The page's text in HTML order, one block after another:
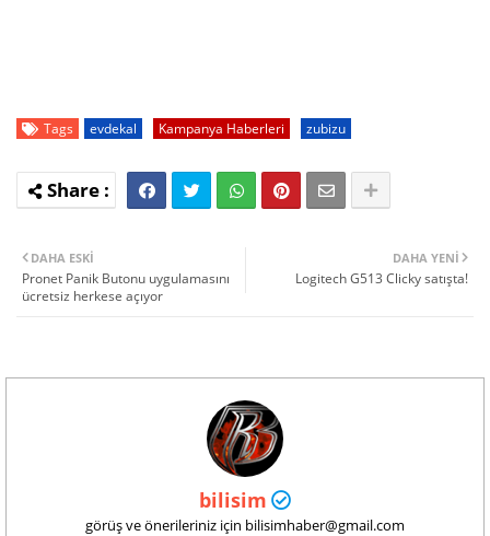
Tags evdekal Kampanya Haberleri zubizu
DAHA YENI
Logitech G513 Clicky satışta!
DAHA ESKI
Pronet Panik Butonu uygulamasını
ücretsiz herkese açıyor
bilisim
görüş ve önerileriniz için bilisimhaber@gmail.com